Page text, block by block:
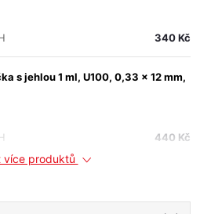
340 Kč
s jehlou 1 ml, U100, 0,33 x 12 mm,
440 Kč
více produktů